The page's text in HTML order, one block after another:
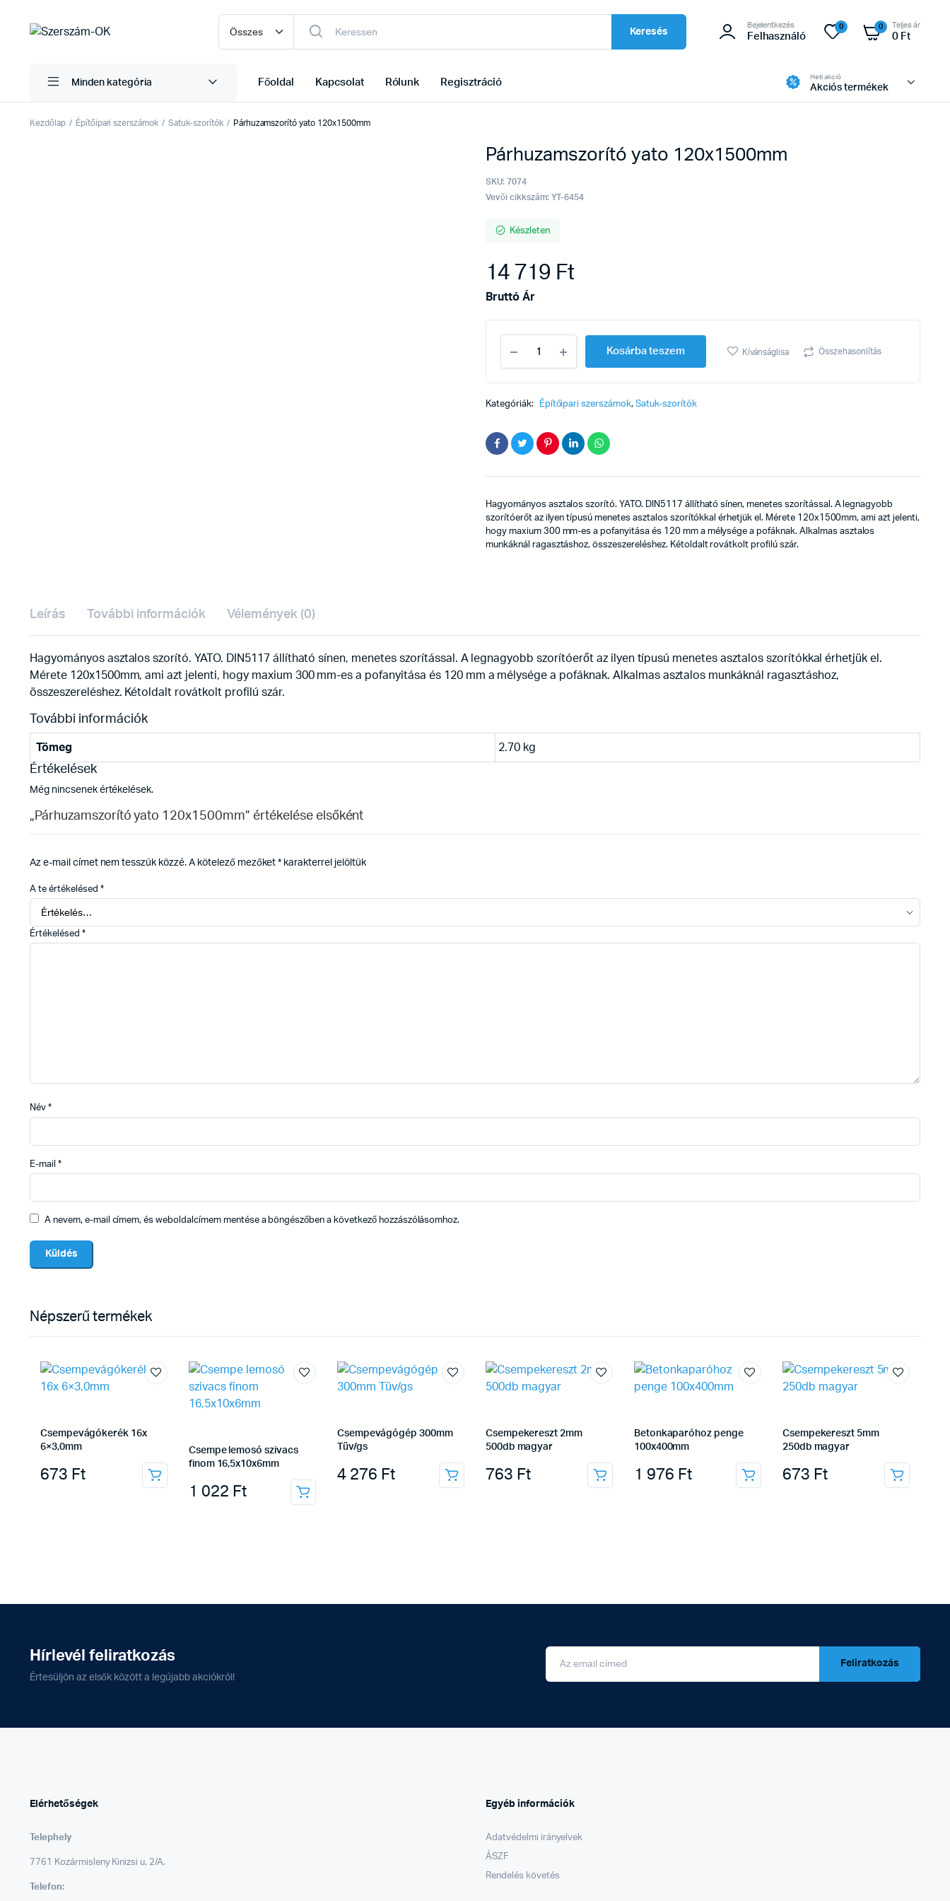
Keresés
Bejelentkezés
Felhasználó
0 0 Teljes ár
0 Ft
Minden kategória Főoldal Kapcsolat Rólunk Regisztráció
Heti akció
Akciós termékek
Kezdőlap Építőipari szerszámok Satuk-szorítók Párhuzamszorító yato 120x1500mm
Párhuzamszorító yato 120x1500mm
SKU: 7074
Vevői cikkszám: YT-6454
Készleten
14 719 Ft
Bruttó Ár
yato
120x1500mm
quantity
Kosárba teszem Kívánságlisa Összehasonlítás
Kategóriák: Építőipari szerszámok, Satuk-szorítók
Hagyományos asztalos szorító. YATO. DIN5117 állítható sínen, menetes szorítással. A legnagyobb
szorítóerőt az ilyen típusú menetes asztalos szorítókkal érhetjük el. Mérete 120x1500mm, ami azt jelenti,
hogy maxium 300 mm-es a pofanyitása és 120 mm a mélysége a pofáknak. Alkalmas asztalos
munkáknál ragasztáshoz, összeszereléshez. Kétoldalt rovátkolt profilú szár.
Leírás További információk Vélemények (0)
Hagyományos asztalos szorító. YATO. DIN5117 állítható sínen, menetes szorítással. A legnagyobb szorítóerőt az ilyen típusú menetes asztalos szorítókkal érhetjük el.
Mérete 120x1500mm, ami azt jelenti, hogy maxium 300 mm-es a pofanyitása és 120 mm a mélysége a pofáknak. Alkalmas asztalos munkáknál ragasztáshoz,
összeszereléshez. Kétoldalt rovátkolt profilú szár.
További információk
Tömeg 2.70 kg
Értékelések
Még nincsenek értékelések.
„Párhuzamszorító yato 120x1500mm” értékelése elsőként
Az e-mail címet nem tesszük közzé. A kötelező mezőket* karakterrel jelöltük
A te értékelésed *
Értékelésed *
Név *
E-mail *
A nevem, e-mail címem, és weboldalcímem mentése a böngészőben a következő hozzászólásomhoz.
Népszerű termékek
Csempevágókerék 16x
6×3,0mm
673 Ft
Csempe lemosó szivacs
finom 16,5x10x6mm
1 022 Ft
Csempevágógép 300mm
Tüv/gs
4 276 Ft
Csempekereszt 2mm
500db magyar
763 Ft
Betonkaparóhoz penge
100x400mm
1 976 Ft
Csempekereszt 5mm
250db magyar
673 Ft
Hírlevél feliratkozás
Értesüljön az elsők között a legújabb akciókról!
Feliratkozás
Elérhetőségek
Telephely
7761 Kozármisleny Kinizsi u. 2/A.
Telefon:
Egyéb információk
Adatvédelmi irányelvek
ÁSZF
Rendelés követés